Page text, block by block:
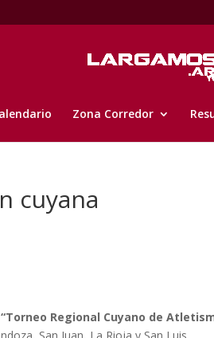
Zona Corredor
cuyana
“Torneo Regional Cuyano de